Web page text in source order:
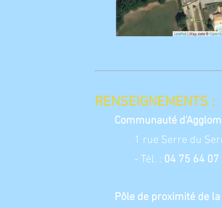
RENSEIGNEMENTS :
Communauté
1 rue Serre du
- Tél. : 04 75 64 07
Pôle de proximité de